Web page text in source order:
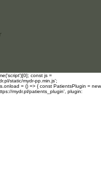
const js =
static/mydr-pp.min.js';
= () => { const PatientsPlugin = new
mydr.pl/patients_plugin', plugin: